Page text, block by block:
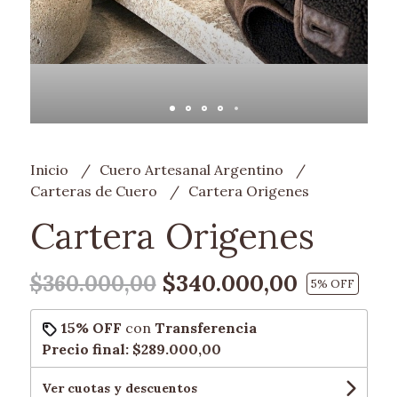
Inicio
Cuero Artesanal Argentino
Carteras de Cuero
Cartera Origenes
Cartera Origenes
$360.000,00$340.000,00 5% OFF
15% OFF con Transferencia
Precio final: $289.000,00
Ver cuotas y descuentos